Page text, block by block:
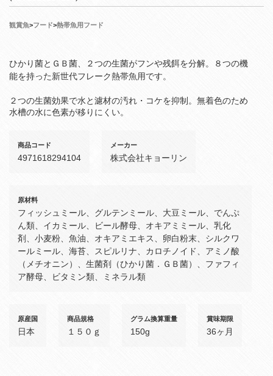
観賞魚>フード>熱帯魚用フード
ひかり菌とＧＢ菌、２つの生菌がフンや残餌を分解。８つの機
能を持った新世代フレーク熱帯魚用です。
２つの生菌効果で水と濾材の汚れ・コケを抑制。無着色のため
水槽の水に色素が移りにくい。
商品コード
4971618294104
メーカー
株式会社キョーリン
原材料
フィッシュミール、グルテンミール、大豆ミール、でんぷ
ん類、イカミール、ビール酵母、オキアミミール、乳化
剤、小麦粉、魚油、オキアミエキス、卵白粉末、シルクワ
ールミール、海苔、スピルリナ、カロチノイド、アミノ酸
（メチオニン）、生菌剤（ひかり菌．ＧＢ菌）、ファフィ
ア酵母、ビタミン類、ミネラル類
原産国
日本
商品規格
１５０ｇ
グラム換算重量
150g
賞味期限
36ヶ月